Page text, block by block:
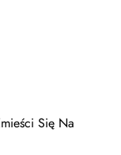
Się Na